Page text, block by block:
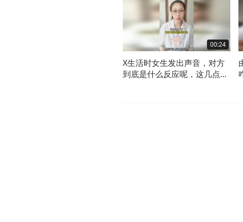
00:24
X生活时女生发出声音，对方
到底是什么反应呢，这几点几